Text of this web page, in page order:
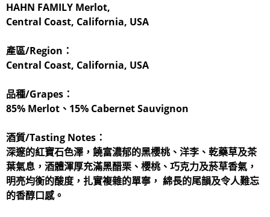
HAHN FAMILY Merlot,
Central Coast, California, USA
產區/Region：
Central Coast, California, USA
品種/Grapes：
85% Merlot、15% Cabernet Sauvignon
酒質/Tasting Notes：
深邃的紅寶石色澤，饒富濃郁的黑櫻桃、洋李、乾藥草及茶
葉氣息，酒體渾厚充滿黑醋栗、櫻桃、巧克力及菸草香氣，
明亮均衡的酸度，扎實複雜的單寧， 綿長的尾韻及令人難忘
的香醇口感。